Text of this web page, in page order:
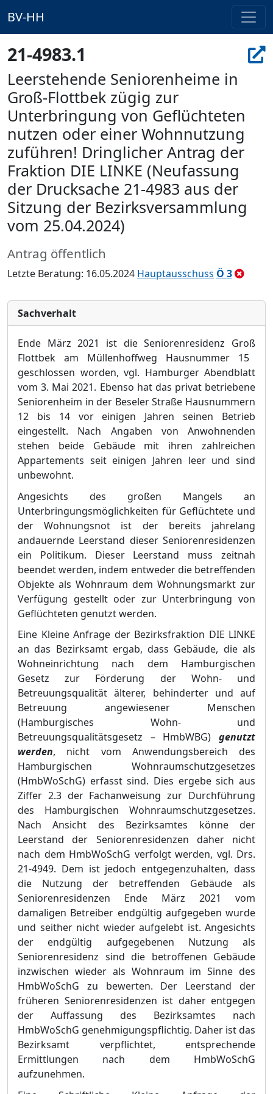
BV-HH
21-4983.1
Leerstehende Seniorenheime in
Groß-Flottbek zügig zur
Unterbringung von Geflüchteten
nutzen oder einer Wohnnutzung
zuführen! Dringlicher Antrag der
Fraktion DIE LINKE (Neufassung
der Drucksache 21-4983 aus der
Sitzung der Bezirksversammlung
vom 25.04.2024)
Antrag öffentlich
Letzte Beratung: 16.05.2024 Hauptausschuss Ö 3
Sachverhalt
Ende März 2021 ist die Seniorenresidenz Groß
Flottbek am Müllenhoffweg Hausnummer 15
geschlossen worden, vgl. Hamburger Abendblatt
vom 3. Mai 2021. Ebenso hat das privat betriebene
Seniorenheim in der Beseler Straße Hausnummern
12 bis 14 vor einigen Jahren seinen Betrieb
eingestellt. Nach Angaben von Anwohnenden
stehen beide Gebäude mit ihren zahlreichen
Appartements seit einigen Jahren leer und sind
unbewohnt.
Angesichts des großen Mangels an
Unterbringungsmöglichkeiten für Geflüchtete und
der Wohnungsnot ist der bereits jahrelang
andauernde Leerstand dieser Seniorenresidenzen
ein Politikum. Dieser Leerstand muss zeitnah
beendet werden, indem entweder die betreffenden
Objekte als Wohnraum dem Wohnungsmarkt zur
Verfügung gestellt oder zur Unterbringung von
Geflüchteten genutzt werden.
Eine Kleine Anfrage der Bezirksfraktion DIE LINKE
an das Bezirksamt ergab, dass Gebäude, die als
Wohneinrichtung nach dem Hamburgischen
Gesetz zur Förderung der Wohn- und
Betreuungsqualität älterer, behinderter und auf
Betreuung angewiesener Menschen
(Hamburgisches Wohn- und
Betreuungsqualitätsgesetz –HmbWBG)genutzt
werden, nicht vom Anwendungsbereich des
Hamburgischen Wohnraumschutzgesetzes
(HmbWoSchG) erfasst sind. Dies ergebe sich aus
Ziffer 2.3 der Fachanweisung zur Durchführung
des Hamburgischen Wohnraumschutzgesetzes.
Nach Ansicht des Bezirksamtes könne der
Leerstand der Seniorenresidenzen daher nicht
nach dem HmbWoSchG verfolgt werden, vgl. Drs.
21‑4949. Dem ist jedoch entgegenzuhalten, dass
die Nutzung der betreffenden Gebäude als
Seniorenresidenzen Ende März 2021 vom
damaligen Betreiber endgültig aufgegeben wurde
und seither nicht wieder aufgelebt ist. Angesichts
der endgültig aufgegebenen Nutzung als
Seniorenresidenz sind die betroffenen Gebäude
inzwischen wieder als Wohnraum im Sinne des
HmbWoSchG zu bewerten. Der Leerstand der
früheren Seniorenresidenzen ist daher entgegen
der Auffassung des Bezirksamtes nach
HmbWoSchG genehmigungspflichtig. Daher ist das
Bezirksamt verpflichtet, entsprechende
Ermittlungen nach dem HmbWoSchG
aufzunehmen.